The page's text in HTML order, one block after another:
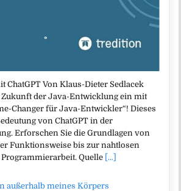
ChatGPT Von Klaus-Dieter Sedlacek
Zukunft der Java-Entwicklung ein mit
Changer für Java-Entwickler“! Dieses
von ChatGPT in der
Erforschen Sie die Grundlagen von
Funktionsweise bis zur nahtlosen
Quelle [...]
außerhalb meines Körpers